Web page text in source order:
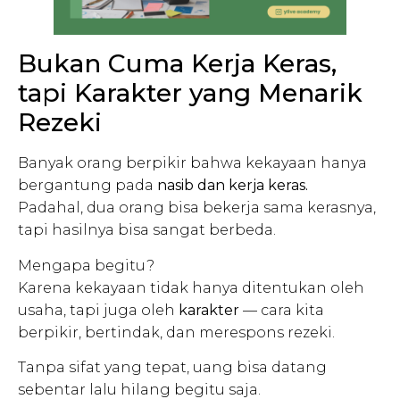
Bukan Cuma Kerja Keras,
tapi Karakter yang Menarik
Rezeki
Banyak orang berpikir bahwa kekayaan hanya
bergantung pada nasib dan kerja keras.
Padahal, dua orang bisa bekerja sama kerasnya,
tapi hasilnya bisa sangat berbeda.
Mengapa begitu?
Karena kekayaan tidak hanya ditentukan oleh
usaha, tapi juga oleh karakter — cara kita
berpikir, bertindak, dan merespons rezeki.
Tanpa sifat yang tepat, uang bisa datang
sebentar lalu hilang begitu saja.